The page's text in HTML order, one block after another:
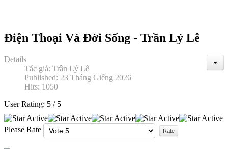
Điện Thoại Và Đời Sống - Trần Lý Lê
Details
Tác giả: Trần Lý Lê
Published: 23 Tháng Giêng 2026
Hits: 1050
User Rating: 5 / 5
Please Rate